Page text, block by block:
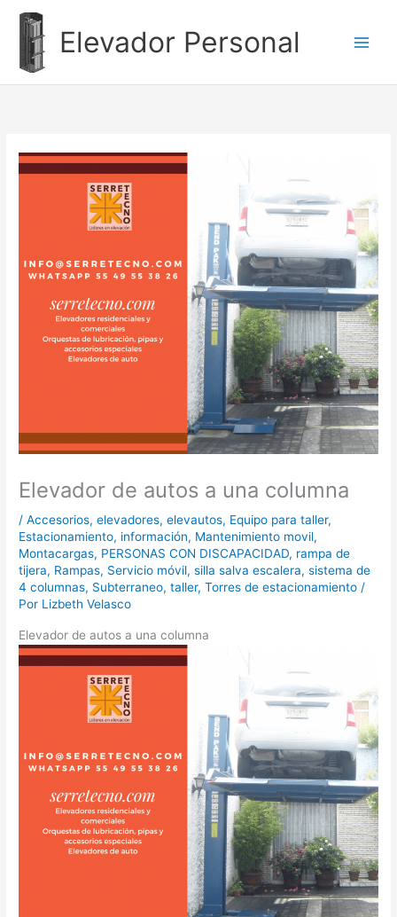
contenido
Elevador Personal
Elevador de autos a una columna
/Accesorios,elevadores,elevautos, Equipo para taller,
Estacionamiento, información, Mantenimiento movil,
Montacargas, PERSONAS CON DISCAPACIDAD, rampa de
tijera, Rampas, Servicio móvil,silla salva escalera,sistema de
4 columnas, Subterraneo,taller,Torres de estacionamiento /
Por Lizbeth Velasco
Elevador de autos a una columna